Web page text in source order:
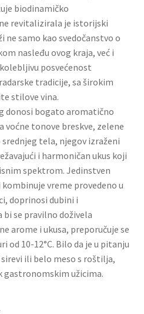
biodinamičko
revitalizirala je istorijski
ne samo kao svedočanstvo o
nasleđu ovog kraja, već i
posvećenost
tradicije, sa širokim
stilove vina.
donosi bogato aromatično
voćne tonove breskve, zelene
srednjeg tela, njegov izraženi
i harmoničan ukus koji
spektrom. Jedinstven
vreme provedeno u
doprinosi dubini i
se pravilno doživela
arome i ukusa, preporučuje se
od 10-12°C. Bilo da je u pitanju
ili belo meso s roštilja,
gastronomskim užicima.